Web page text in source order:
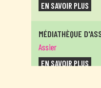
EN SAVOIR PLUS
MÉDIATHÈQUE
Assier
EN SAVOIR PLUS